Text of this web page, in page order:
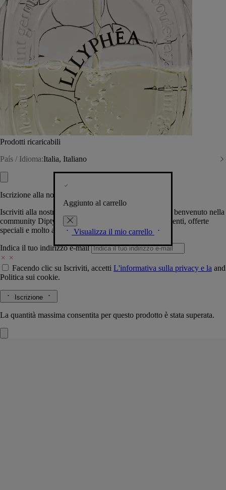
Prodotti ricaricabili
País / Idioma:Italia, Italiano
Aggiunto al carrello
Visualizza il mio carrello
Iscrizione alla nostra Newsletter
Iscriviti alla nostra newsletter per permetterci di darti il benvenuto nella
community Diptyque e tenerti al corrente su novità, eventi, offerte
speciali e molto altro.
Indica il tuo indirizzo e-mail
Facendo clic su Iscriviti, accetti L'informativa sulla privacy e la and
Politica sui cookie.
Iscrizione
La quantità massima consentita per questo prodotto è stata superata.